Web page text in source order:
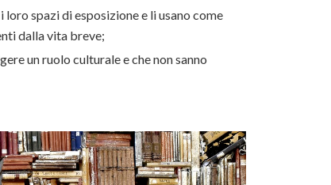
spazi di esposizione e li usano come
dalla vita breve;
un ruolo culturale e che non sanno